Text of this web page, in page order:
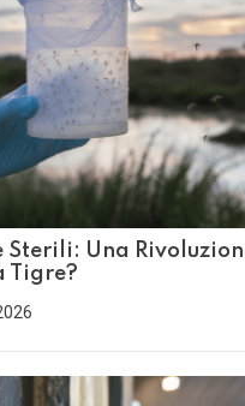
Sterili: Una
Tigre?